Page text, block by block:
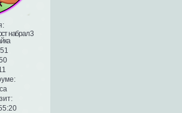
51